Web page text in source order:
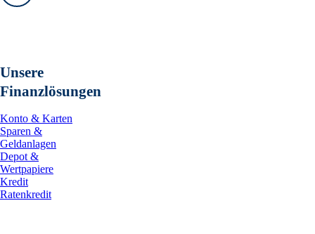
Vorwärts
Unsere
Finanzlösungen
Konto & Karten
Sparen &
Geldanlagen
Depot &
Wertpapiere
Kredit
Ratenkredit